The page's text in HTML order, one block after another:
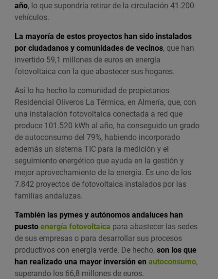
año, lo que supondría retirar de la circulación 41.200
vehículos.
La mayoría de estos proyectos han sido instalados
por ciudadanos y comunidades de vecinos, que han
invertido 59,1 millones de euros en energía
fotovoltaica con la que abastecer sus hogares.
Así lo ha hecho la comunidad de propietarios
Residencial Oliveros La Térmica, en Almería, que, con
una instalación fotovoltaica conectada a red que
produce 101.520 kWh al año, ha conseguido un grado
de autoconsumo del 79%, habiendo incorporado
además un sistema TIC para la medición y el
seguimiento energético que ayuda en la gestión y
mejor aprovechamiento de la energía. Es uno de los
7.842 proyectos de fotovoltaica instalados por las
familias andaluzas.
También las pymes y autónomos andaluces han
puesto energía fotovoltaica para abastecer las sedes
de sus empresas o para desarrollar sus procesos
productivos con energía verde. De hecho, son los que
han realizado una mayor inversión en autoconsumo,
superando los 66,8 millones de euros.